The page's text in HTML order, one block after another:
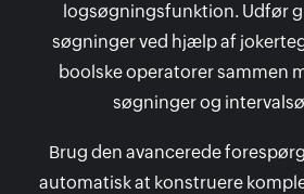
logsøgningsfunktion. Udfør
søgninger ved hjælp af
boolske operatorer sammen
søgninger og
Brug den avancerede
automatisk at konstruere